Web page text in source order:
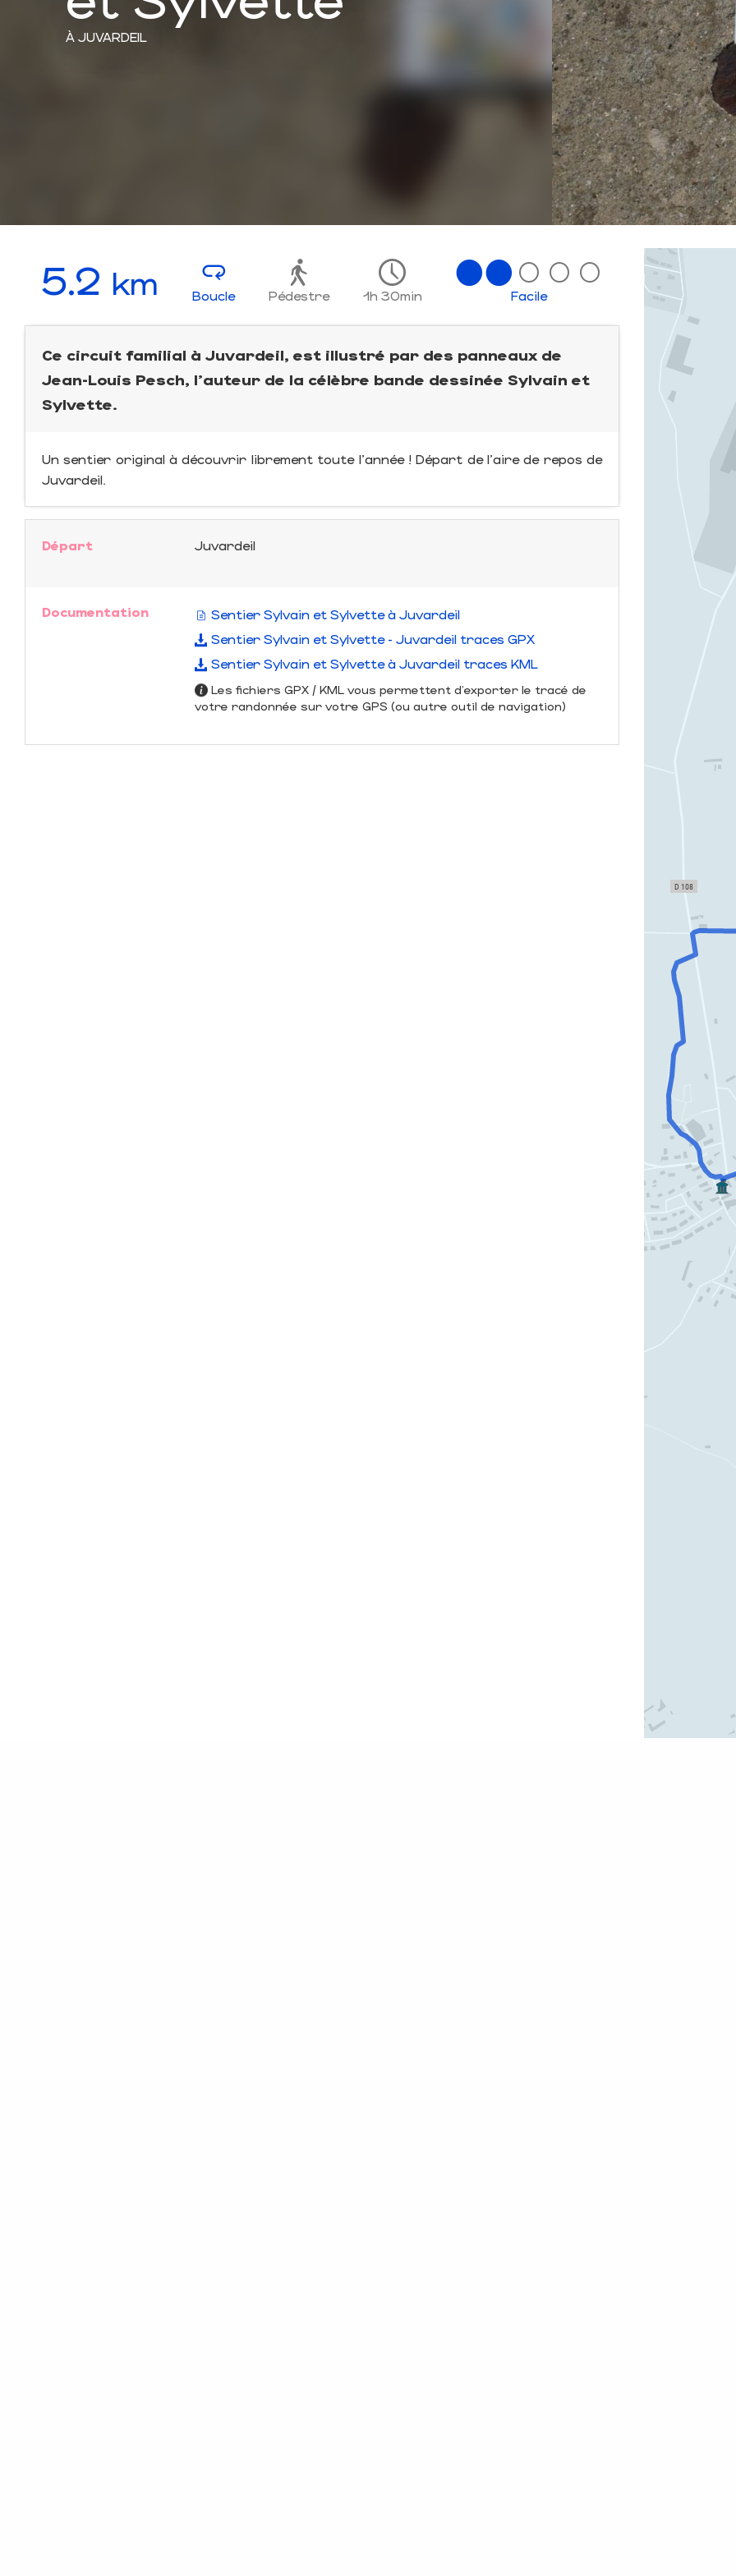
À JUVARDEIL
5.2 km Boucle Pédestre 1h 30min Facile
Ce circuit familial à Juvardeil, est illustré par des panneaux de
Jean-Louis Pesch, l'auteur de la célèbre bande dessinée Sylvain et
Sylvette.
Un sentier original à découvrir librement toute l'année ! Départ de l'aire de repos de
Juvardeil.
Départ Juvardeil
Documentation
Sentier Sylvain et Sylvette à Juvardeil
Sentier Sylvain et Sylvette - Juvardeil traces GPX
Sentier Sylvain et Sylvette à Juvardeil traces KML
Les fichiers GPX / KML vous permettent d'exporter le tracé de
votre randonnée sur votre GPS (ou autre outil de navigation)